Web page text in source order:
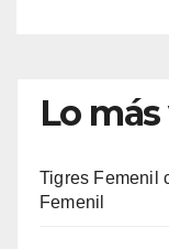
Lo
Tigres Femenil
Femenil